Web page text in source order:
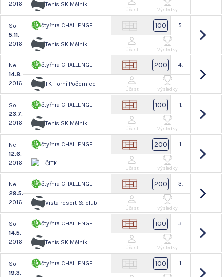
2016
Tenis SK Mělník
Účast Výsledky
So
5.11.
2016
čtyřhra CHALLENGE
Tenis SK Mělník
100 5.
Účast Výsledky
Ne
14.8.
2016
čtyřhra CHALLENGE
TK Horní Počernice
200 4.
Účast Výsledky
So
23.7.
2016
čtyřhra CHALLENGE
Tenis SK Mělník
100 1.
Účast Výsledky
Ne
12.6.
2016
čtyřhra CHALLENGE
I. ČLTK
200 1.
Účast Výsledky
Ne
29.5.
2016
čtyřhra CHALLENGE
Vista resort & club
200 3.
Účast Výsledky
So
14.5.
2016
čtyřhra CHALLENGE
Tenis SK Mělník
100 3.
Účast Výsledky
So
19.3.
čtyřhra CHALLENGE 100 1.